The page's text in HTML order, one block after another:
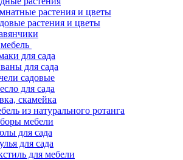
растения и цветы
растения и цветы
для сада
для сада
садовые
для сада
скамейка
из натурального ротанга
мебели
для сада
для сада
для мебели